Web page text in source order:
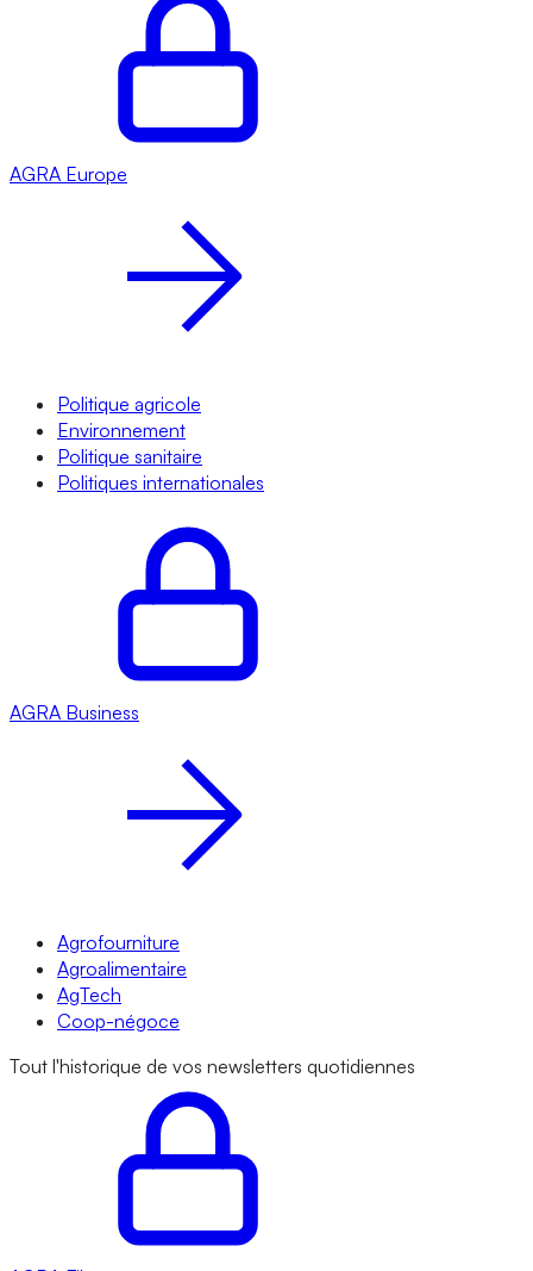
AGRA Europe
Politique agricole
Environnement
Politique sanitaire
Politiques internationales
AGRA Business
Agrofourniture
Agroalimentaire
AgTech
Coop-négoce
Tout l'historique de vos newsletters quotidiennes